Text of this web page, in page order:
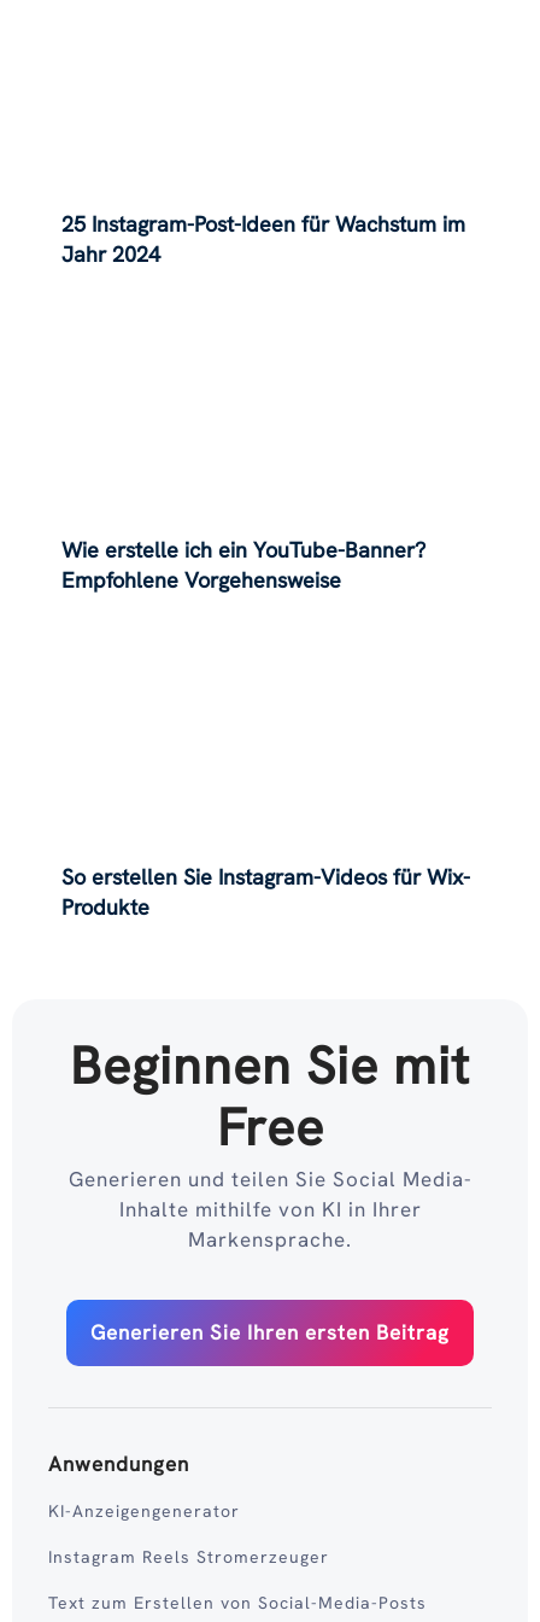
25 Instagram-Post-Ideen für Wachstum im
Jahr 2024
Wie erstelle ich ein YouTube-Banner?
Empfohlene Vorgehensweise
So erstellen Sie Instagram-Videos für Wix-
Produkte
Beginnen Sie mit
Free
Generieren und teilen Sie Social Media-
Inhalte mithilfe von KI in Ihrer
Markensprache.
Generieren Sie Ihren ersten Beitrag
Anwendungen
KI-Anzeigengenerator
Instagram Reels Stromerzeuger
Text zum Erstellen von Social-Media-Posts